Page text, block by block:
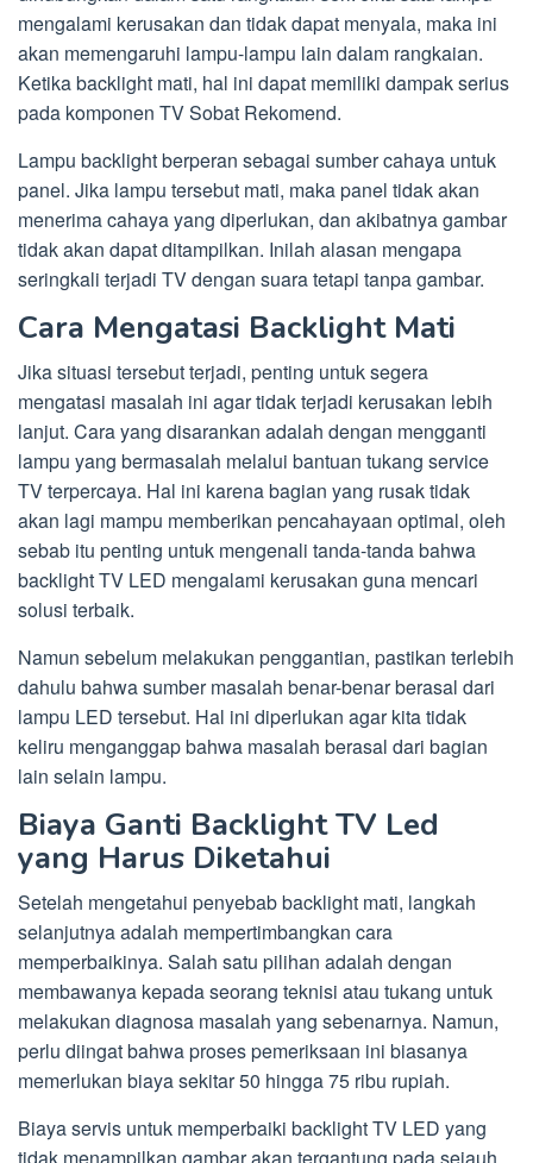
mengalami kerusakan dan tidak dapat menyala, maka ini
akan memengaruhi lampu-lampu lain dalam rangkaian.
Ketika backlight mati, hal ini dapat memiliki dampak serius
pada komponen TV Sobat Rekomend.
Lampu backlight berperan sebagai sumber cahaya untuk
panel. Jika lampu tersebut mati, maka panel tidak akan
menerima cahaya yang diperlukan, dan akibatnya gambar
tidak akan dapat ditampilkan. Inilah alasan mengapa
seringkali terjadi TV dengan suara tetapi tanpa gambar.
Cara Mengatasi Backlight Mati
Jika situasi tersebut terjadi, penting untuk segera
mengatasi masalah ini agar tidak terjadi kerusakan lebih
lanjut. Cara yang disarankan adalah dengan mengganti
lampu yang bermasalah melalui bantuan tukang service
TV terpercaya. Hal ini karena bagian yang rusak tidak
akan lagi mampu memberikan pencahayaan optimal, oleh
sebab itu penting untuk mengenali tanda-tanda bahwa
backlight TV LED mengalami kerusakan guna mencari
solusi terbaik.
Namun sebelum melakukan penggantian, pastikan terlebih
dahulu bahwa sumber masalah benar-benar berasal dari
lampu LED tersebut. Hal ini diperlukan agar kita tidak
keliru menganggap bahwa masalah berasal dari bagian
lain selain lampu.
Biaya Ganti Backlight TV Led
yang Harus Diketahui
Setelah mengetahui penyebab backlight mati, langkah
selanjutnya adalah mempertimbangkan cara
memperbaikinya. Salah satu pilihan adalah dengan
membawanya kepada seorang teknisi atau tukang untuk
melakukan diagnosa masalah yang sebenarnya. Namun,
perlu diingat bahwa proses pemeriksaan ini biasanya
memerlukan biaya sekitar 50 hingga 75 ribu rupiah.
Biaya servis untuk memperbaiki backlight TV LED yang